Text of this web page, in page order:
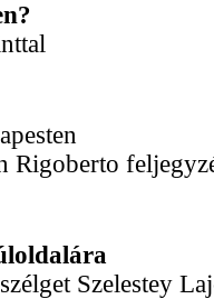
Rigoberto
Szelestey